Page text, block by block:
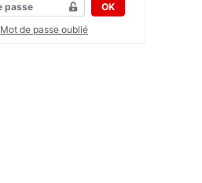
OK
Mot de passe oublié